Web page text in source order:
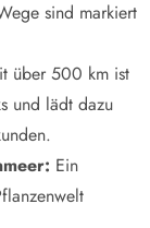
sind markiert
über 500 km ist
und lädt dazu
Ein